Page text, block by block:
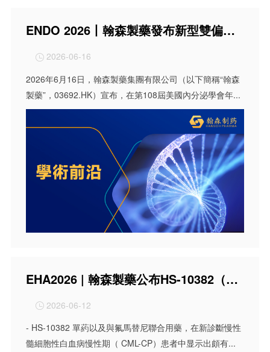
ENDO 2026丨翰森製藥發布新型雙偏向性GLP-1/GIP受體激動劑奧萊泊肽體外藥理學研究報告
 2026-06-16
2026年6月16日，翰森製藥集團有限公司（以下簡稱“翰森
製藥”，03692.HK）宣布，在第108屆美國內分泌學會年...
EHA2026 | 翰森製藥公布HS-10382（新型BCR::ABL1變構抑製劑）治療慢性髓細胞性白血病（CML）兩項研究數據
 2026-06-12
- HS-10382 單葯以及與氟馬替尼聯合用藥，在新診斷慢性
髓細胞性白血病慢性期（ CML-CP）患者中显示出頗有...